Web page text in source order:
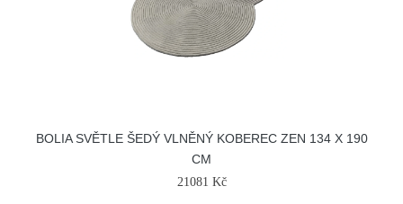
BOLIA SVĚTLE ŠEDÝ VLNĚNÝ KOBEREC ZEN 134 X 190
CM
21081 Kč